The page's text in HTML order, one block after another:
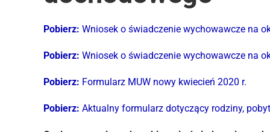
Pobierz: Wniosek o świadczenie wychowawcze na
Pobierz: Wniosek o świadczenie wychowawcze na
Pobierz: Formularz MUW nowy kwiecień 2020 r.
Pobierz: Aktualny formularz dotyczący rodziny,